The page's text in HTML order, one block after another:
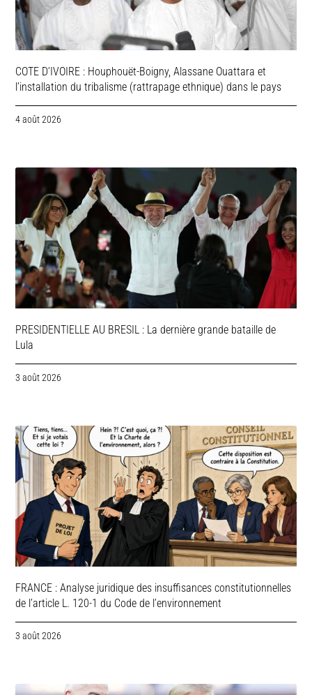
COTE D’IVOIRE : Houphouët-Boigny, Alassane Ouattara et
l’installation du tribalisme (rattrapage ethnique) dans le pays
4 août 2026
PRESIDENTIELLE AU BRESIL : La dernière grande bataille de
Lula
3 août 2026
FRANCE : Analyse juridique des insuffisances constitutionnelles
de l’article L. 120-1 du Code de l’environnement
3 août 2026